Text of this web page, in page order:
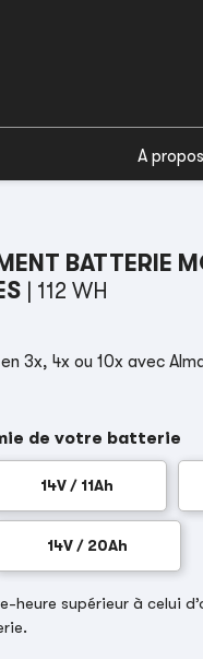
A propos
BATTERIE
| 112 WH
3x, 4x ou 10x avec
de votre batterie
14V / 11Ah
14V / 20Ah
heure supérieur à celui